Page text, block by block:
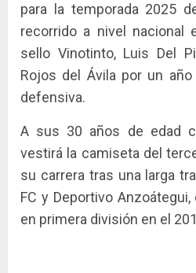
para la temporada 2025
recorrido a nivel nacional
sello Vinotinto, Luis Del
Rojos del Ávila por un
defensiva.
A sus 30 años de edad
vestirá la camiseta del
su carrera tras una larga
FC y Deportivo
en primera división en el